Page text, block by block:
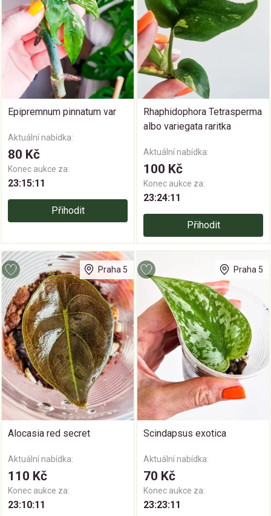
Epipremnum pinnatum var
Aktuální nabídka:
80 Kč
Konec aukce za:
23:15:11
Přihodit
Rhaphidophora Tetrasperma
albo variegata raritka
Aktuální nabídka:
100 Kč
Konec aukce za:
23:24:11
Přihodit
Praha 5
Alocasia red secret
Aktuální nabídka:
110 Kč
Konec aukce za:
23:10:11
Praha 5
Scindapsus exotica
Aktuální nabídka:
70 Kč
Konec aukce za:
23:23:11